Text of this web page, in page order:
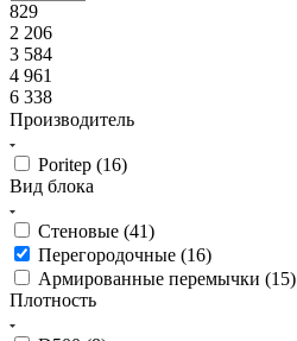
829
2 206
3 584
4 961
6 338
Производитель
Poritep (16)
Вид блока
Стеновые (41)
Перегородочные (16)
Армированные перемычки (15)
Плотность